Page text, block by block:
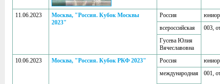
11.06.2023
Москва, "Россия. Кубок Москвы
2023"
Россия
всероссийская
003,
Гусева Юлия
Вячеславовна
10.06.2023
Москва, "Россия. Кубок РКФ 2023" Россия
международная
001,